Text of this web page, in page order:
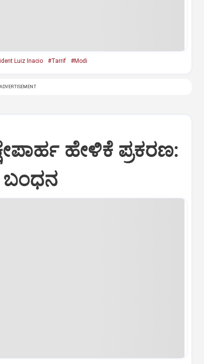
Luiz Inacio #Tarrif #Modi
ADVERTISEMENT
ಹೇಳಿಕೆ ಪ್ರಕರಣ: